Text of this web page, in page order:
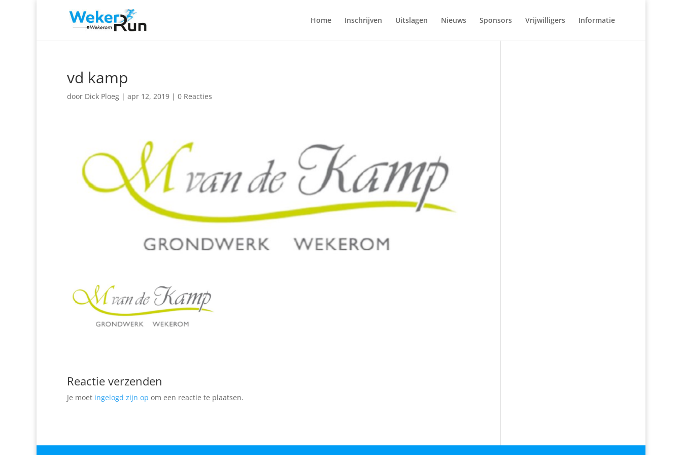
Home Inschrijven Uitslagen Nieuws Sponsors Vrijwilligers Informatie
vd kamp
door Dick Ploeg | apr 12, 2019 | 0 Reacties
Reactie verzenden
Je moet ingelogd zijn op om een reactie te plaatsen.